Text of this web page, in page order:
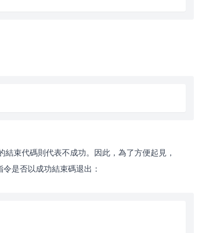
束代碼則代表不成功。因此，為了方便起見，
是否以成功結束碼退出：